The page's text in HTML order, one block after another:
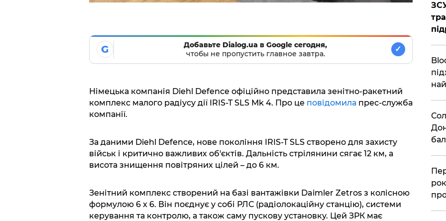
G
Добавьте Dialog.ua в Google сегодня,
чтобы не пропустить главное завтра.
✓
Німецька компанія Diehl Defence офіційно представила зенітно-ракетний
комплекс малого радіусу дії IRIS-T SLS Mk 4. Про це повідомилапрес-служба
компанії.
За даними Diehl Defence, нове покоління IRIS-T SLS створено для захисту
військ і критично важливих об'єктів. Дальність стрілянини сягає 12 км, а
висота знищення повітряних цілей – до 6 км.
Зенітний комплекс створений на базі вантажівки Daimler Zetros з колісною
формулою 6 x 6. Він поєднує у собі РЛС (радіолокаційну станцію), системи
керування та контролю, а також саму пускову установку. Цей ЗРК має